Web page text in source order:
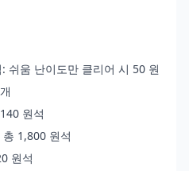
움 난이도만 클리어 시 50 원
원석
1,800 원석
원석